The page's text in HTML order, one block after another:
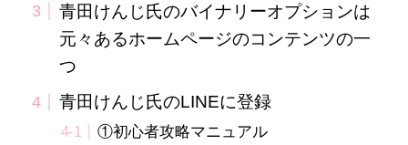
青田けんじ氏のバイナリーオプションは
元々あるホームページのコンテンツの一
つ
青田けんじ氏のLINEに登録
①初心者攻略マニュアル